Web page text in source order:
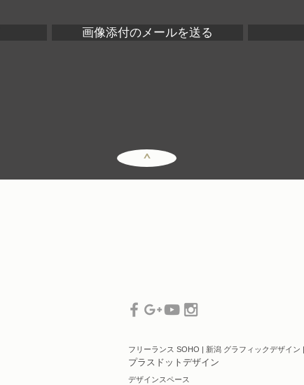
画像添付のメールを送る
^
フリーランス SOHO | 新潟 グラフィックデザイ
プラスドットデザイン
デザインスペース